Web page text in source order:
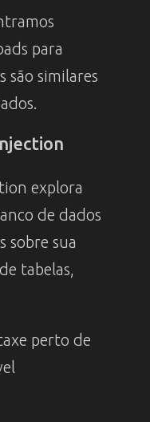
para
são similares
explora
de dados
sobre sua
tabelas,
perto de